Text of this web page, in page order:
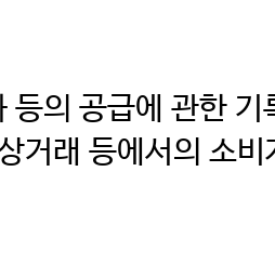
등의 공급에 관한
거래 등에서의 소